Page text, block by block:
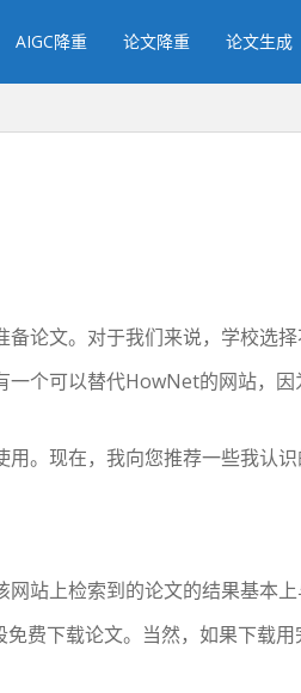
AIGC降重 论文降重 论文生成
论文。对于我们来说，学校选择
个可以替代HowNet的网站，
。现在，我向您推荐一些我认识
站上检索到的论文的结果基本上
费下载论文。当然，如果下载